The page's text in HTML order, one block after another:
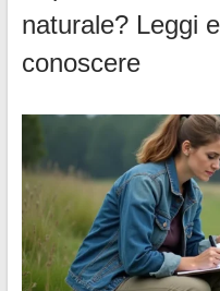
naturale? Leggi
conoscere